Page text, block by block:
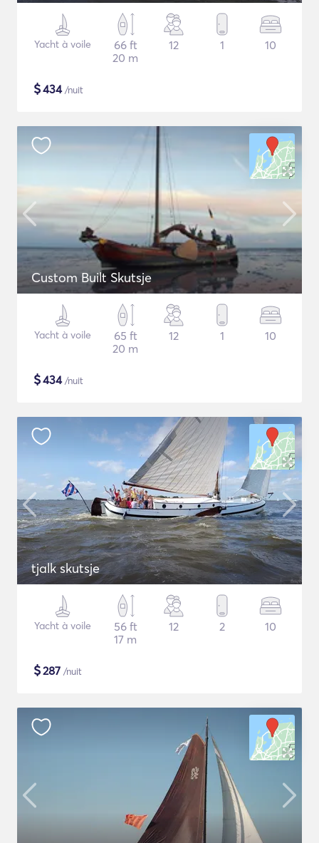
Yacht à voile
66 ft
20 m
12 1 10
$434/nuit
Custom Built Skutsje
Yacht à voile
65 ft
20 m
12 1 10
$434/nuit
tjalk skutsje
Yacht à voile
56 ft
17 m
12 2 10
$287 /nuit